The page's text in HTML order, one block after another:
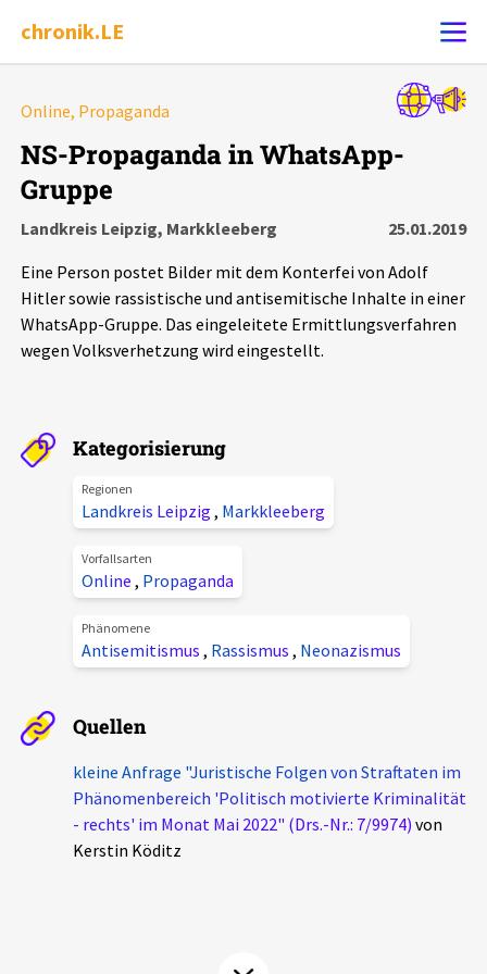
chronik.LE
Chronik
Leipziger Zustände
Phänomene
Aktuelles
Alle Beiträge
Pressemitteilungen
Über uns
Projektbeschreibung
Unterstützer_innen
Spenden
Online, Propaganda
NS-Propaganda in WhatsApp-
Gruppe
Landkreis Leipzig, Markkleeberg
25.01.2019
Eine Person postet Bilder mit dem Konterfei von Adolf
Hitler sowie rassistische und antisemitische Inhalte in einer
WhatsApp-Gruppe. Das eingeleitete Ermittlungsverfahren
wegen Volksverhetzung wird eingestellt.
Kategorisierung
Regionen
Landkreis Leipzig , Markkleeberg
Vorfallsarten
Online , Propaganda
Phänomene
Antisemitismus , Rassismus , Neonazismus
Quellen
kleine Anfrage "Juristische Folgen von Straftaten im
Phänomenbereich 'Politisch motivierte Kriminalität
- rechts' im Monat Mai 2022" (Drs.-Nr.: 7/9974) von
Kerstin Köditz
Alle Ereignisse
7502
Ereignisse